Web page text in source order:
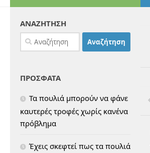
ΑΝΑΖΗΤΗΣΗ
Αναζήτηση
για:
ΠΡΟΣΦΑΤΑ
Τα πουλιά μπορούν να φάνε
καυτερές τροφές χωρίς κανένα
πρόβλημα
Έχεις σκεφτεί πως τα πουλιά